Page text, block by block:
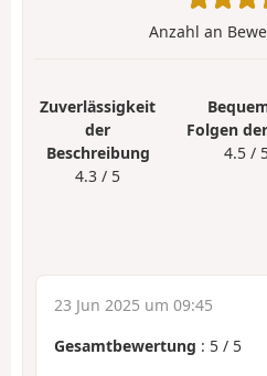
Anzahl an
Zuverlässigkeit
der
Beschreibung
4.3 / 5
Folgen
4.5 /
23 Jun 2025 um 09:45
Gesamtbewertung : 5 / 5